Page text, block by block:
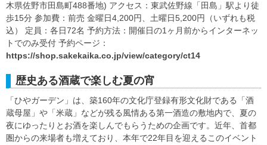
木県佐野市田島町488番地) アクセス：東武佐野線「田島」駅より徒
歩15分 参加費：前売 金曜日4,200円、土曜日5,200円（いずれも税
込） 定員：各日72名 予約方法：開催日の1ヶ月前からインターネッ
トでのみ受付 予約ページ：
https://shop.sakekaika.co.jp/view/category/ct14
歴史ある酒蔵で楽しむ夏の宵
「ひやガーデン」は、築160年の文化庁登録有形文化財である「酒
蔵母屋」や「米蔵」などが残る風情ある第一酒造の敷地内で、夏の
夜にゆったりとお酒を楽しんでもらうための企画です。近年、首都
圏からの来場者も増えており、本年で22年目を迎えるこのイベント